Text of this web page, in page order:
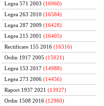
Legea 571 2003 (16960)
Legea 263 2010 (16584)
Legea 287 2009 (16428)
Legea 215 2001 (16405)
Rectificare 155 2016 (16316)
Ordin 1917 2005 (15021)
Legea 153 2017 (14988)
Legea 273 2006 (14456)
Raport 1937 2021 (13927)
Ordin 1508 2016 (12960)